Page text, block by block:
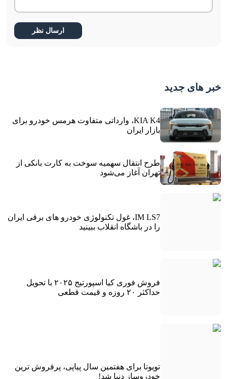
خبر های جدید
KIA K4، وارداتی متفاوت هرمس خودرو برای
بازار ایران
طرح انتقال سهمیه سوخت به کارت بانکی از
تهران آغاز می‌شود
IM LS7، غول تکنولوژی خودرو های برقی ایران
را در باشگاه انقلاب ببینید
فروش فوری کیا اسپورتیج ۲۰۲۵ با تحویل
حداکثر ۲۰ روزه و قیمت قطعی
تویوتا برای هفتمین سال پیاپی، پرفروش ترین
خودروساز دنیا شد!